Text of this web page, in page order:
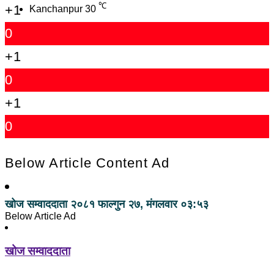
Kanchanpur 30 ℃
+1
0
+1
0
+1
0
Below Article Content Ad
खोज सम्वाददाता २०८१ फाल्गुन २७, मंगलवार ०३:५३
Below Article Ad
खोज सम्वाददाता